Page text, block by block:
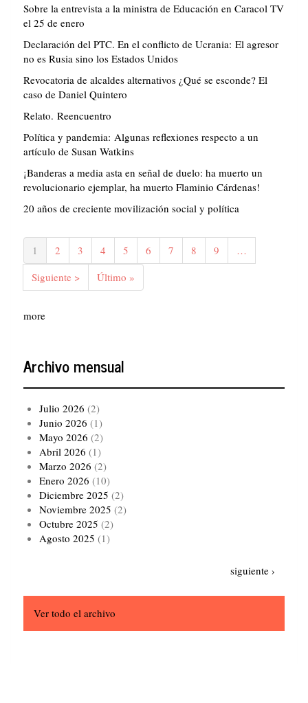
Sobre la entrevista a la ministra de Educación en Caracol TV
el 25 de enero
Declaración del PTC. En el conflicto de Ucrania: El agresor
no es Rusia sino los Estados Unidos
Revocatoria de alcaldes alternativos ¿Qué se esconde? El
caso de Daniel Quintero
Relato. Reencuentro
Política y pandemia: Algunas reflexiones respecto a un
artículo de Susan Watkins
¡Banderas a media asta en señal de duelo: ha muerto un
revolucionario ejemplar, ha muerto Flaminio Cárdenas!
20 años de creciente movilización social y política
Paginación
Página
actual
1 Página
2 Página
3 Página
4 Página
5 Página
6 Página
7 Página
8 Página
9
…
Siguiente
página
Siguiente >
Última
página
Último »
more
Archivo mensual
Julio 2026 (2)
Junio 2026 (1)
Mayo 2026 (2)
Abril 2026 (1)
Marzo 2026 (2)
Enero 2026 (10)
Diciembre 2025 (2)
Noviembre 2025 (2)
Octubre 2025 (2)
Agosto 2025 (1)
Siguiente
siguiente ›
Ver todo el archivo